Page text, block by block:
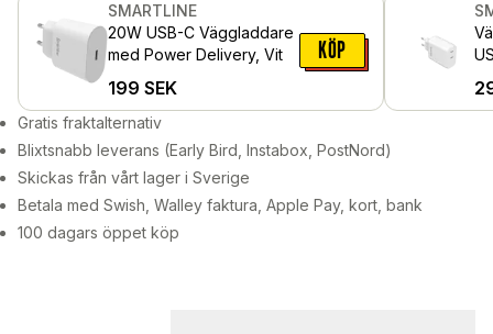
SMARTLINE
20W USB-C Väggladdare
med Power Delivery, Vit
199 SEK
KÖP
Gratis fraktalternativ
Blixtsnabb leverans (Early Bird, Instabox, PostNord)
Skickas från vårt lager i Sverige
Betala med Swish, Walley faktura, Apple Pay, kort, bank
100 dagars öppet köp